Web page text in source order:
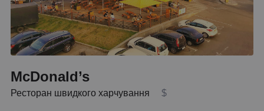
McDonald’s
Ресторан швидкого харчування $